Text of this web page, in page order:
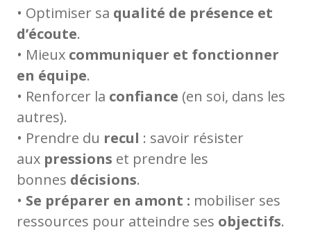
• Optimiser sa qualité de présence et
d’écoute.
• Mieux communiquer et fonctionner
en équipe.
• Renforcer la confiance (en soi, dans les
autres).
• Prendre du recul : savoir résister
aux pressions et prendre les
bonnes décisions.
• Se préparer en amont : mobiliser ses
ressources pour atteindre ses objectifs.